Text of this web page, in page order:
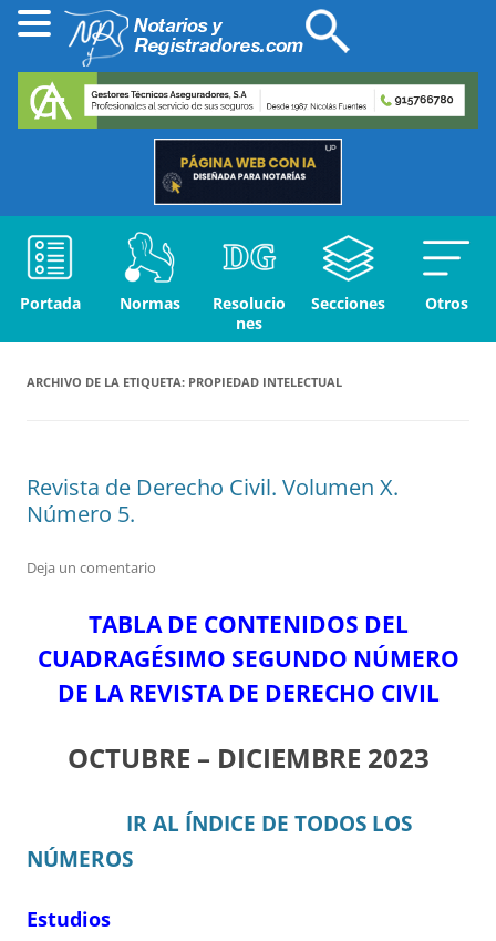
Portada Normas
Resolucio
nes
Secciones Otros
ARCHIVO DE LA ETIQUETA: PROPIEDAD INTELECTUAL
Revista de Derecho Civil. Volumen X.
Número 5.
Deja un comentario
TABLA DE CONTENIDOS DEL
CUADRAGÉSIMO SEGUNDO NÚMERO
DE LA REVISTA DE DERECHO CIVIL
OCTUBRE – DICIEMBRE 2023
IR AL ÍNDICE DE TODOS LOS
NÚMEROS
Estudios